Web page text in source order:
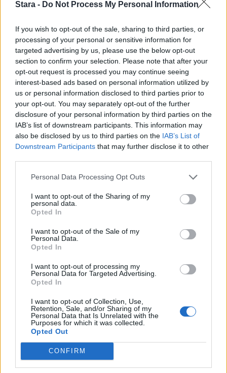
Stara - Do Not Process My Personal Information
If you wish to opt-out of the sale, sharing to third parties, or
processing of your personal or sensitive information for
targeted advertising by us, please use the below opt-out
section to confirm your selection. Please note that after your
opt-out request is processed you may continue seeing
interest-based ads based on personal information utilized by
us or personal information disclosed to third parties prior to
your opt-out. You may separately opt-out of the further
disclosure of your personal information by third parties on the
IAB’s list of downstream participants. This information may
also be disclosed by us to third parties on the IAB’s List of
Downstream Participants that may further disclose it to other
Personal Data Processing Opt Outs
I want to opt-out of the Sharing of my
personal data.
Opted In
I want to opt-out of the Sale of my
Personal Data.
Opted In
I want to opt-out of processing my
Personal Data for Targeted Advertising.
Opted In
I want to opt-out of Collection, Use,
Retention, Sale, and/or Sharing of my
Personal Data that Is Unrelated with the
Purposes for which it was collected.
Opted Out
CONFIRM
Staran luetuimmat
1
MATKAILU